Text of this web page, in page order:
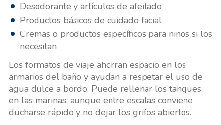
Desodorante y artículos de afeitado
Productos básicos de cuidado facial
Cremas o productos específicos para niños si los
necesitan
Los formatos de viaje ahorran espacio en los
armarios del baño y ayudan a respetar el uso de
agua dulce a bordo. Puede rellenar los tanques
en las marinas, aunque entre escalas conviene
ducharse rápido y no dejar los grifos abiertos.